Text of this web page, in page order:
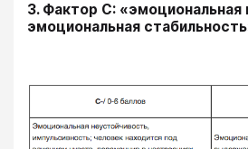
3. Фактор С: «эмоциональная
эмоциональная